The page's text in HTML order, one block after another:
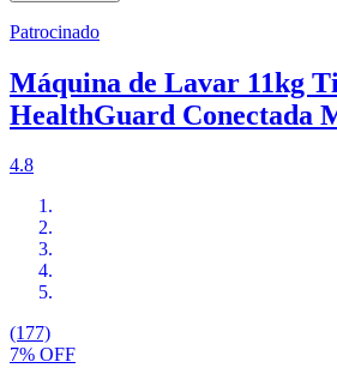
Patrocinado
Máquina de Lavar 11kg
HealthGuard Conectada
4.8
(177)
7% OFF